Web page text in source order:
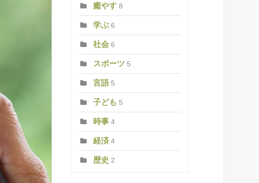
癒やす 8
学ぶ 6
社会 6
スポーツ 5
言語 5
子ども 5
時事 4
経済 4
歴史 2